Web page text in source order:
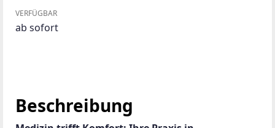
VERFÜGBAR
ab sofort
Beschreibung